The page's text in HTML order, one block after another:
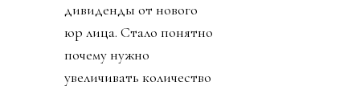
дивиденды от нового
юр лица. Стало понятно
почему нужно
увеличивать количество